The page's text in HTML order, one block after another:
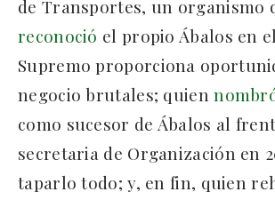
de Transportes, un organismo
reconoció el propio Ábalos en
Supremo proporciona
negocio brutales; quien
como sucesor de Ábalos al
secretaria de Organización en
taparlo todo; y, en fin, quien